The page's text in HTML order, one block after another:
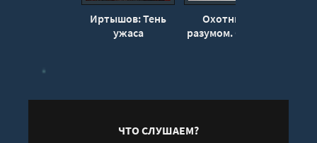
Иртышов: Тень
ужаса
Охотник за
разумом. Особый
Дуглас
ЧТО СЛУШАЕМ?